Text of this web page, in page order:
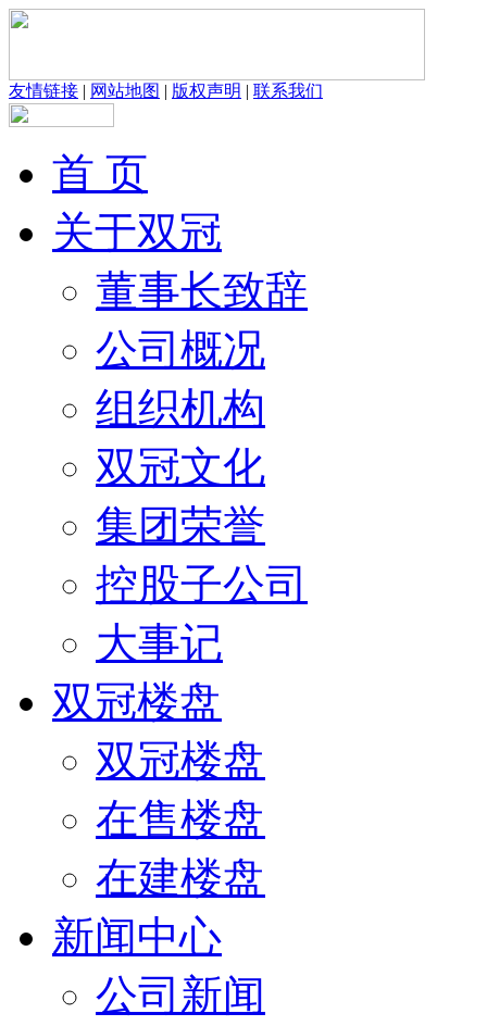
友情链接 | 网站地图 | 版权声明 | 联系我们
首 页
关于双冠
董事长致辞
公司概况
组织机构
双冠文化
集团荣誉
控股子公司
大事记
双冠楼盘
双冠楼盘
在售楼盘
在建楼盘
新闻中心
公司新闻